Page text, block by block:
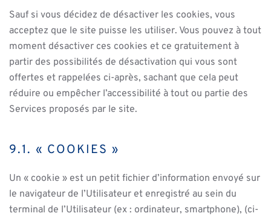
Sauf si vous décidez de désactiver les cookies, vous
acceptez que le site puisse les utiliser. Vous pouvez à tout
moment désactiver ces cookies et ce gratuitement à
partir des possibilités de désactivation qui vous sont
offertes et rappelées ci-après, sachant que cela peut
réduire ou empêcher l’accessibilité à tout ou partie des
Services proposés par le site.
9.1. « COOKIES »
Un « cookie » est un petit fichier d’information envoyé sur
le navigateur de l’Utilisateur et enregistré au sein du
terminal de l’Utilisateur (ex : ordinateur, smartphone), (ci-